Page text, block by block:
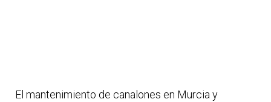
El mantenimiento de canalones en Murcia y